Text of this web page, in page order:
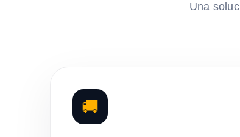
Una
🚚